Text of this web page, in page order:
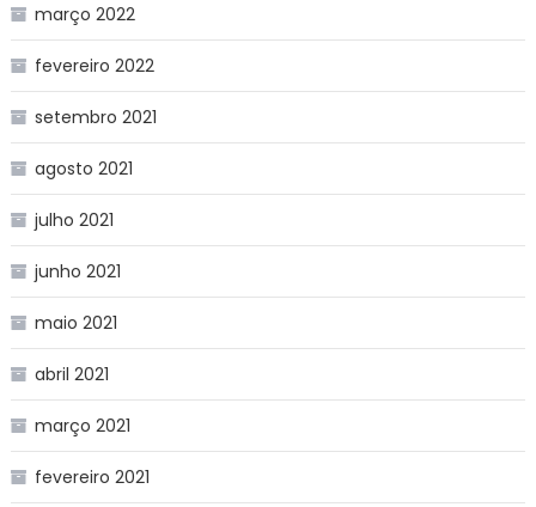
março 2022
fevereiro 2022
setembro 2021
agosto 2021
julho 2021
junho 2021
maio 2021
abril 2021
março 2021
fevereiro 2021